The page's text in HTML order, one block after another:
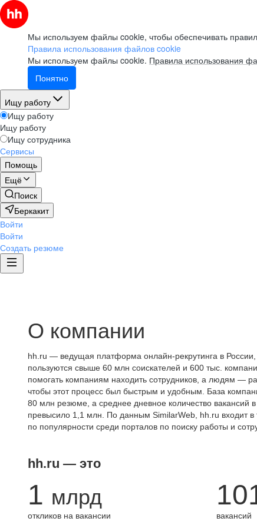
Мы используем файлы cookie, чтобы обеспечивать
Правила использования файлов cookie
Мы используем файлы cookie. Правила использования
Понятно
Ищу работу
Ищу работу
Ищу работу
Ищу сотрудника
Сервисы
Помощь
Ещё
Поиск
Беркакит
Войти
Войти
Создать резюме
О компании
hh.ru — ведущая платформа онлайн-рекрутинга в России,
пользуются свыше 60 млн соискателей и 600 тыс.
помогать компаниям находить сотрудников, а людям —
чтобы этот процесс был быстрым и удобным. База
80 млн резюме, а среднее дневное количество вакансий в
превысило 1,1 млн. По данным SimilarWeb, hh.ru входит в
по популярности среди порталов по поиску работы и
hh.ru — это
1 млрд
откликов на вакансии вакансий